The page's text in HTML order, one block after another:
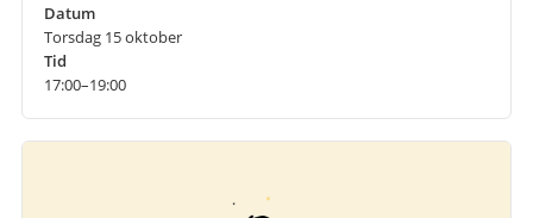
Datum
Torsdag 15 oktober
Tid
17:00–19:00